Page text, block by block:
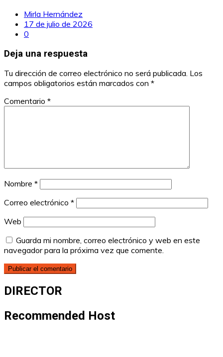
Mirla Hernández
17 de julio de 2026
0
Deja una respuesta
Tu dirección de correo electrónico no será publicada. Los
campos obligatorios están marcados con *
Comentario *
Nombre *
Correo electrónico *
Web
Guarda mi nombre, correo electrónico y web en este
navegador para la próxima vez que comente.
DIRECTOR
Recommended Host